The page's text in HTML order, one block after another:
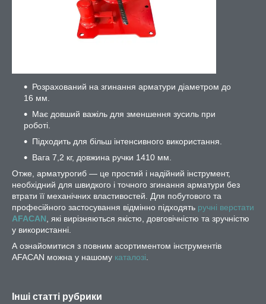
Розрахований на згинання арматури діаметром до
16 мм.
Має довший важіль для зменшення зусиль при
роботі.
Підходить для більш інтенсивного використання.
Вага 7,2 кг, довжина ручки 1410 мм.
Отже, арматурогиб — це простий і надійний інструмент,
необхідний для швидкого і точного згинання арматури без
втрати її механічних властивостей. Для побутового та
професійного застосування відмінно підходять ручні верстати
AFACAN , які вирізняються якістю, довговічністю та зручністю
у використанні.
А ознайомитися з повним асортиментом інструментів
AFACAN можна у нашому каталозі
Інші статті рубрики